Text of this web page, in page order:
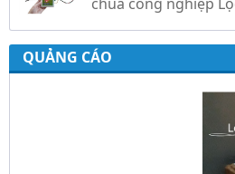
Hướng dẫn sử dụng
gold, nhiệt độ và
Phát
QUẢNG CÁO